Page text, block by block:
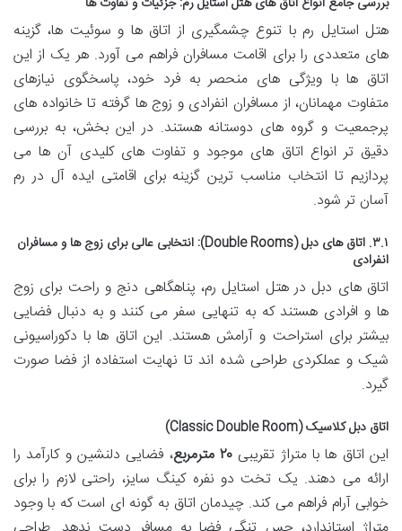
هتل استایل رم با تنوع چشمگیری از اتاق ها و سوئیت ها، گزینه
های متعددی را برای اقامت مسافران فراهم می آورد. هر یک از این
اتاق ها با ویژگی های منحصر به فرد خود، پاسخگوی نیازهای
متفاوت مهمانان، از مسافران انفرادی و زوج ها گرفته تا خانواده های
پرجمعیت و گروه های دوستانه هستند. در این بخش، به بررسی
دقیق تر انواع اتاق های موجود و تفاوت های کلیدی آن ها می
پردازیم تا انتخاب مناسب ترین گزینه برای اقامتی ایده آل در رم
آسان تر شود.
۳.۱. اتاق های دبل (Double Rooms): انتخابی عالی برای زوج ها و مسافران
انفرادی
اتاق های دبل در هتل استایل رم، پناهگاهی دنج و راحت برای زوج
ها و افرادی هستند که به تنهایی سفر می کنند و به دنبال فضایی
بیشتر برای استراحت و آرامش هستند. این اتاق ها با دکوراسیونی
شیک و عملکردی طراحی شده اند تا نهایت استفاده از فضا صورت
گیرد.
اتاق دبل کلاسیک (Classic Double Room)
این اتاق ها با متراژ تقریبی ۲۰ مترمربع
، فضایی دلنشین و کارآمد را
ارائه می دهند. یک تخت دو نفره کینگ سایز، راحتی لازم را برای
خوابی آرام فراهم می کند. چیدمان اتاق به گونه ای است که با وجود